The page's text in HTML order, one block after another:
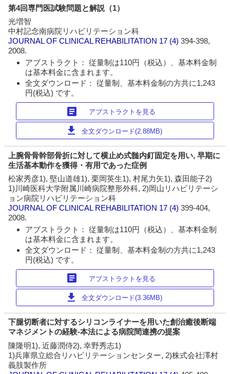
第4回専門医試験問題と解説（1）
光増智
中村記念南病院リハビリテーション科
JOURNAL OF CLINICAL REHABILITATION 17 (4)394-398,
2008.
アブストラクト： 従量制は110円（税込）、基本料金制
は基本料金に含まれます。
全文ダウンロード： 従量制、基本料金制の方共に1,243
円(税込) です。
article アブストラクトを見る
download 全文ダウンロード(2.88MB)
上腕骨骨幹部骨折に対して横止め式髄内釘固定を用い, 早期に
生活基本動作を獲得・有用であった症例
松家秀彦1), 堅山道雄1), 栗岡英生1), 村尾力矢1), 森田能子2)
1)川崎医科大学附属川崎病院整形外科, 2)岡山リハビリテーシ
ョン病院リハビリテーション科
JOURNAL OF CLINICAL REHABILITATION 17 (4)399-404,
2008.
アブストラクト： 従量制は110円（税込）、基本料金制
は基本料金に含まれます。
全文ダウンロード： 従量制、基本料金制の方共に1,243
円(税込) です。
article アブストラクトを見る
download 全文ダウンロード(3.36MB)
下腿切断者に対するシリコンライナーを用いた創治癒後断端
マネジメントの経験-本法による病院間連携の提案
陳隆明1), 近藤潤侍2), 幸野秀志1)
1)兵庫県立総合リハビリテーションセンター, 2)株式会社澤村
義肢製作所